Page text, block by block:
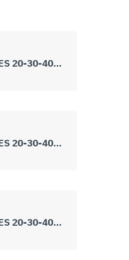
HERCULES 20-30-40-50
HERCULES 20-30-40-50 TA 2V
HERCULES 20-30-40-50 TA VV